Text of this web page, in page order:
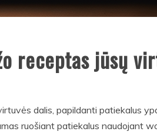
receptas jūsų
dalis, papildanti patiekalus
ruošiant patiekalus naudojant